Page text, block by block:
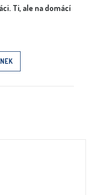
Ti, ale na domácí